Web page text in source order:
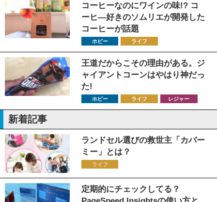
コーヒーなのにワインの味!? コ
ーヒ―好きのソムリエが開発した
コーヒーが話題
ホビー ライフ
王道だからこその理由がある。ジ
ャイアントコーンはやはり神だっ
た!
ホビー ライフ レジャー
新着記事
ランドセル選びの救世主「カバー
ミー」とは？
ライフ
定期的にチェックしてる？